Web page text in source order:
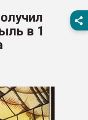
28.07.2026
ситуацией на
в 1